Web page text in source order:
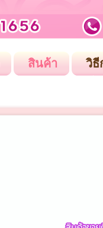
สินค้า วิธี